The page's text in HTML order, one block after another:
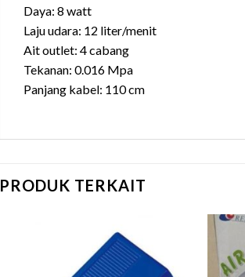
Daya: 8 watt
Laju udara: 12 liter/menit
Ait outlet: 4 cabang
Tekanan: 0.016 Mpa
Panjang kabel: 110 cm
PRODUK TERKAIT